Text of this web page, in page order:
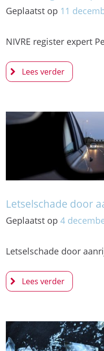
Geplaatst op 11
NIVRE register expert
Letselschade door
Geplaatst op 4
Letselschade door